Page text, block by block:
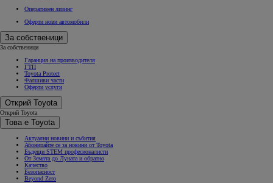
Оперативен лизинг
Оферти нови автомобили
За собственици
За собственици
Гаранция на производителя
ГТП
Toyota Protect
Фалшиви части
Оферти услуги
Открий Toyota
Открий Toyota
Това е Toyota
Актуални новини и събития
Абонирайте се за новини от Toyota
Бъдещи STEM професионалисти
От Земята до Луната и обратно
Качество
Безопасност
Beyond Zero